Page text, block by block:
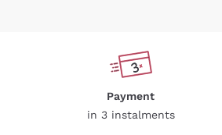
Payment
in 3 instalments